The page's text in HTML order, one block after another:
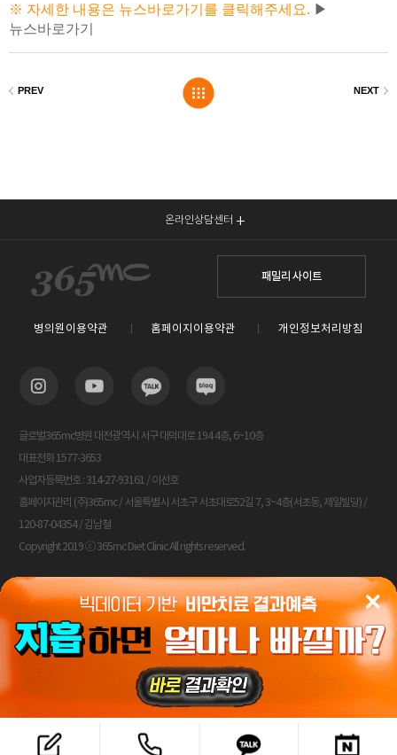
※ 자세한 내용은 뉴스바로가기를 클릭해주세요. ▶
뉴스바로가기
온라인상담센터
패밀리 사이트
병의원이용약관 홈페이지이용약관 개인정보처리방침
글로벌365mc병원 대전광역시 서구 대덕대로 194 4층, 6~10층
대표전화 1577-3653
사업자등록번호 : 314-27-93161 / 이선호
홈페이지관리 (주)365mc / 서울특별시 서초구 서초대로52길 7, 3~4층(서초동, 제일빌딩) /
120-87-04354 / 김남철
Copyright 2019 ⓒ 365mc Diet Clinic All rights reserved.